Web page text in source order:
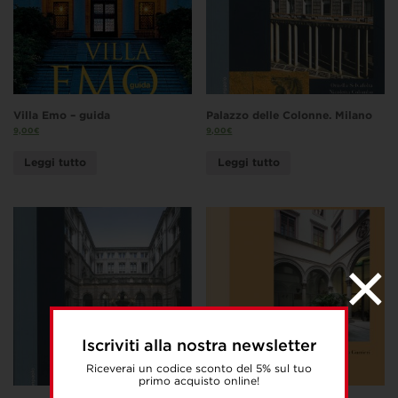
Iscriviti alla nostra newsletter
Riceverai un codice sconto del 5% sul tuo
primo acquisto online!
Villa Emo – guida
9,00€
Leggi tutto
Palazzo delle Colonne. Milano
9,00€
Leggi tutto